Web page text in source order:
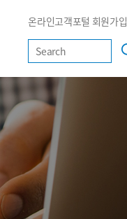
온라인고객포털 회원가입